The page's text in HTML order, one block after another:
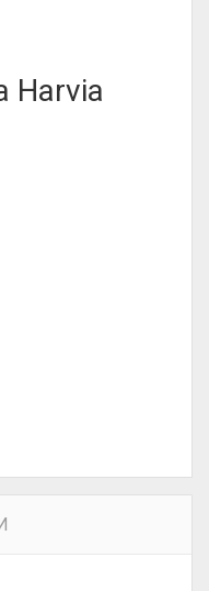
Harvia